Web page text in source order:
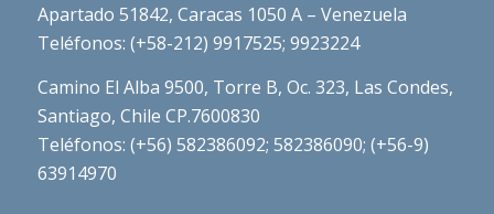
Apartado 51842, Caracas 1050 A – Venezuela
Teléfonos: (+58-212) 9917525; 9923224
Camino El Alba 9500, Torre B, Oc. 323, Las Condes,
Santiago, Chile CP.7600830
Teléfonos: (+56) 582386092; 582386090; (+56-9)
63914970